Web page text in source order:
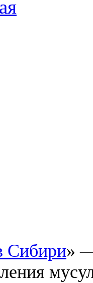
Сибири»